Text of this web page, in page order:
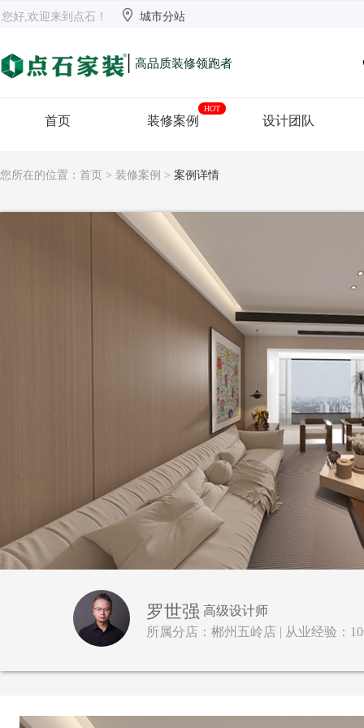
欢迎来到点石  长沙 【切换】
您好,欢迎来到点石！  城市分站
| 高品质装修领跑者
首页 装修案例
HOT
设计团队
您所在的位置： 首页 > 装修案例 > 案例详情
罗世强 高级设计师
所属分店：郴州五岭店 | 从业经验：